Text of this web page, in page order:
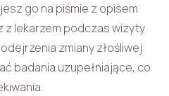
go na piśmie z opisem
z lekarzem podczas wizyty
zmiany złośliwej
badania uzupełniające, co